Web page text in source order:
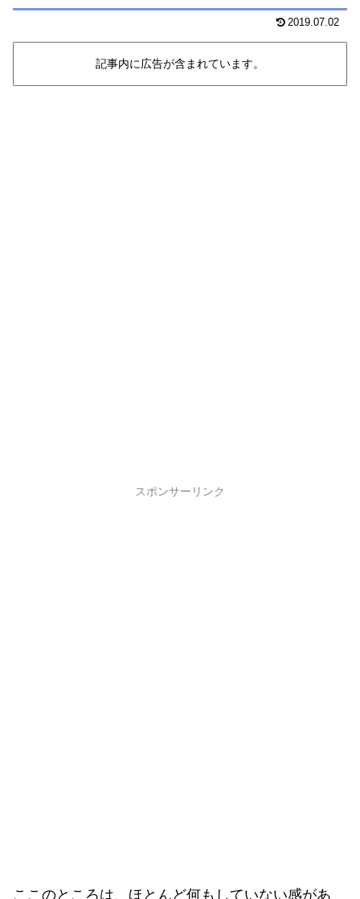
2019.07.02
記事内に広告が含まれています。
スポンサーリンク
ここのところは、ほとんど何もしていない感があ